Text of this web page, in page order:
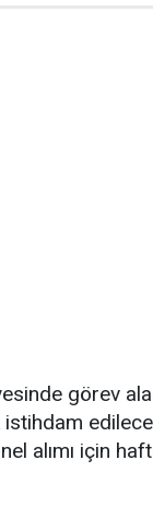
görev
alımı için